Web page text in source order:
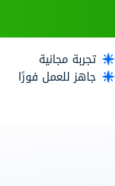
تجربة مجانية
جاهز للعمل فورًا